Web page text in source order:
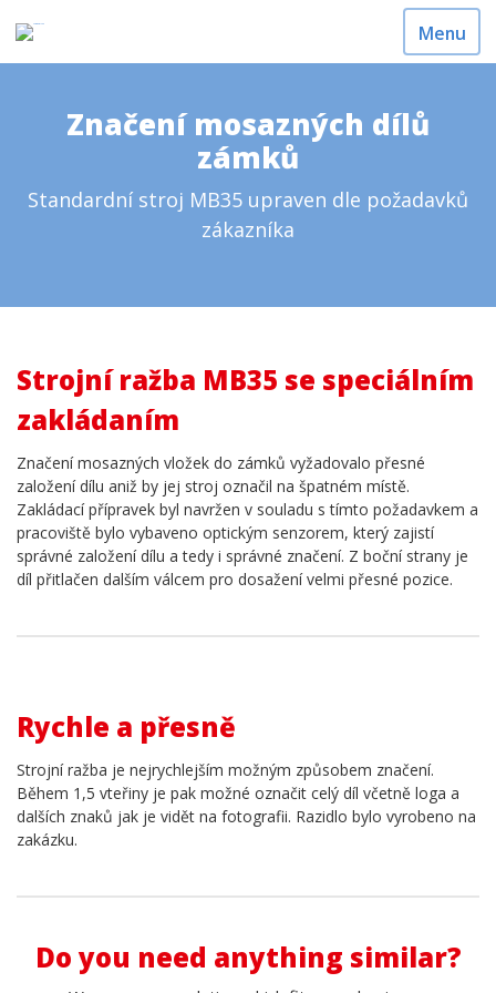
Menu
Značení mosazných dílů
zámků
Standardní stroj MB35 upraven dle požadavků
zákazníka
Strojní ražba MB35 se speciálním
zakládaním
Značení mosazných vložek do zámků vyžadovalo přesné
založení dílu aniž by jej stroj označil na špatném místě.
Zakládací přípravek byl navržen v souladu s tímto požadavkem a
pracoviště bylo vybaveno optickým senzorem, který zajistí
správné založení dílu a tedy i správné značení. Z boční strany je
díl přitlačen dalším válcem pro dosažení velmi přesné pozice.
Rychle a přesně
Strojní ražba je nejrychlejším možným způsobem značení.
Během 1,5 vteřiny je pak možné označit celý díl včetně loga a
dalších znaků jak je vidět na fotografii. Razidlo bylo vyrobeno na
zakázku.
Do you need anything similar?